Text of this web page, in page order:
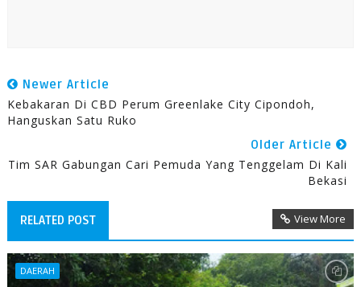
Newer Article
Kebakaran Di CBD Perum Greenlake City Cipondoh,
Hanguskan Satu Ruko
Older Article
Tim SAR Gabungan Cari Pemuda Yang Tenggelam Di Kali
Bekasi
RELATED POST View More
DAERAH